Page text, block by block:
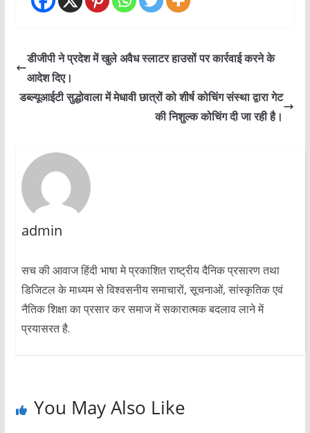
डीजीपी ने प्रदेश में खुले अवैध स्लाटर हाउसों पर कार्रवाई करने के
आदेश दिए।
डब्ल्यूआईटी सुद्धोवाला में मेधावी छात्रों को शीर्ष कोचिंग संस्था द्वारा गेट
की निशुल्क कोचिंग दी जा रही है।
admin
सच की आवाज हिंदी भाषा मे प्रकाशित राष्ट्रीय दैनिक प्रसारण तथा
डिजिटल के माध्यम से विश्वसनीय समाचारों, सूचनाओं, सांस्कृतिक एवं
नैतिक शिक्षा का प्रसार कर समाज में सकारात्मक बदलाव लाने में
प्रयासरत है.
You May Also Like